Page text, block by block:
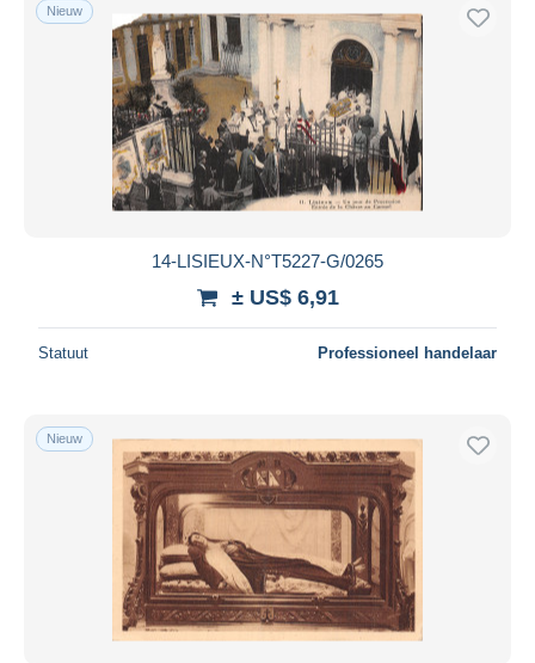
Nieuw
14-LISIEUX-N°T5227-G/0265
± US$ 6,91
Statuut Professioneel handelaar
Nieuw